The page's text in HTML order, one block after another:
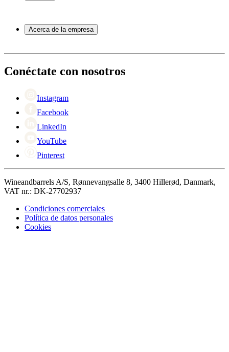
Servicio
Pago
Devolución
Acerca de la empresa
Black Friday
Singles Day
Conéctate con nosotros
Instagram
Facebook
LinkedIn
YouTube
Pinterest
Wineandbarrels A/S, Rønnevangsalle 8, 3400 Hillerød, Danmark,
VAT nr.: DK-27702937
Condiciones comerciales
Política de datos personales
Cookies